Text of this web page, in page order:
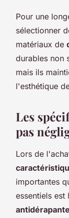
Pour une
sélectionner
matériaux de
durables non
mais ils
l'esthétique
Les
pas
Lors de
importantes
essentiels est
antidérapante